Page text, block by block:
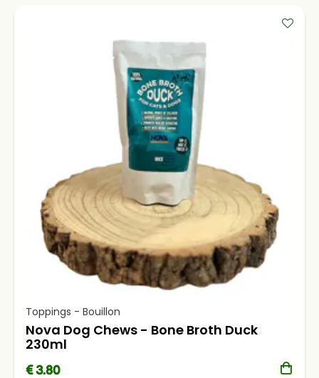
Toppings - Bouillon
Nova Dog Chews - Bone Broth Duck
230ml
€ 3.80